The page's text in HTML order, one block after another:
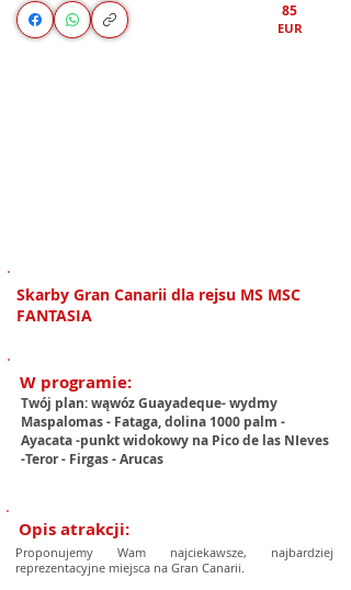
85
EUR
Skarby Gran Canarii dla rejsu MS MSC
FANTASIA
W programie:
Twój plan: wąwóz Guayadeque- wydmy
Maspalomas - Fataga, dolina 1000 palm -
Ayacata -punkt widokowy na Pico de las NIeves
-Teror - Firgas - Arucas
Opis atrakcji:
Proponujemy Wam najciekawsze, najbardziej
reprezentacyjne miejsca na Gran Canarii.